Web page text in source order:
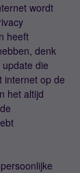
wordt
heeft
denk
die
internet op de
het altijd